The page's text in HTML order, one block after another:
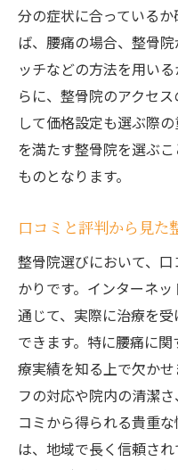
分の症状に合っている
ば、腰痛の場合、整骨
ッチなどの方法を用い
らに、整骨院のアクセ
して価格設定も選ぶ際
を満たす整骨院を選ぶ
ものとなります。
口コミと評判から見た
整骨院選びにおいて、
かりです。インターネ
通じて、実際に治療を
できます。特に腰痛に
療実績を知る上で欠か
フの対応や院内の清潔
コミから得られる貴重
は、地域で長く信頼さ